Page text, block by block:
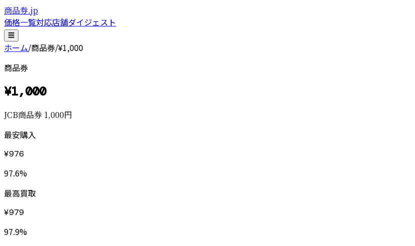
商品券.jp
価格一覧対応店舗ダイジェスト
☰
ホーム/商品券/¥1,000
商品券
¥1,000
JCB商品券 1,000円
最安購入
¥976
97.6%
最高買取
¥979
97.9%